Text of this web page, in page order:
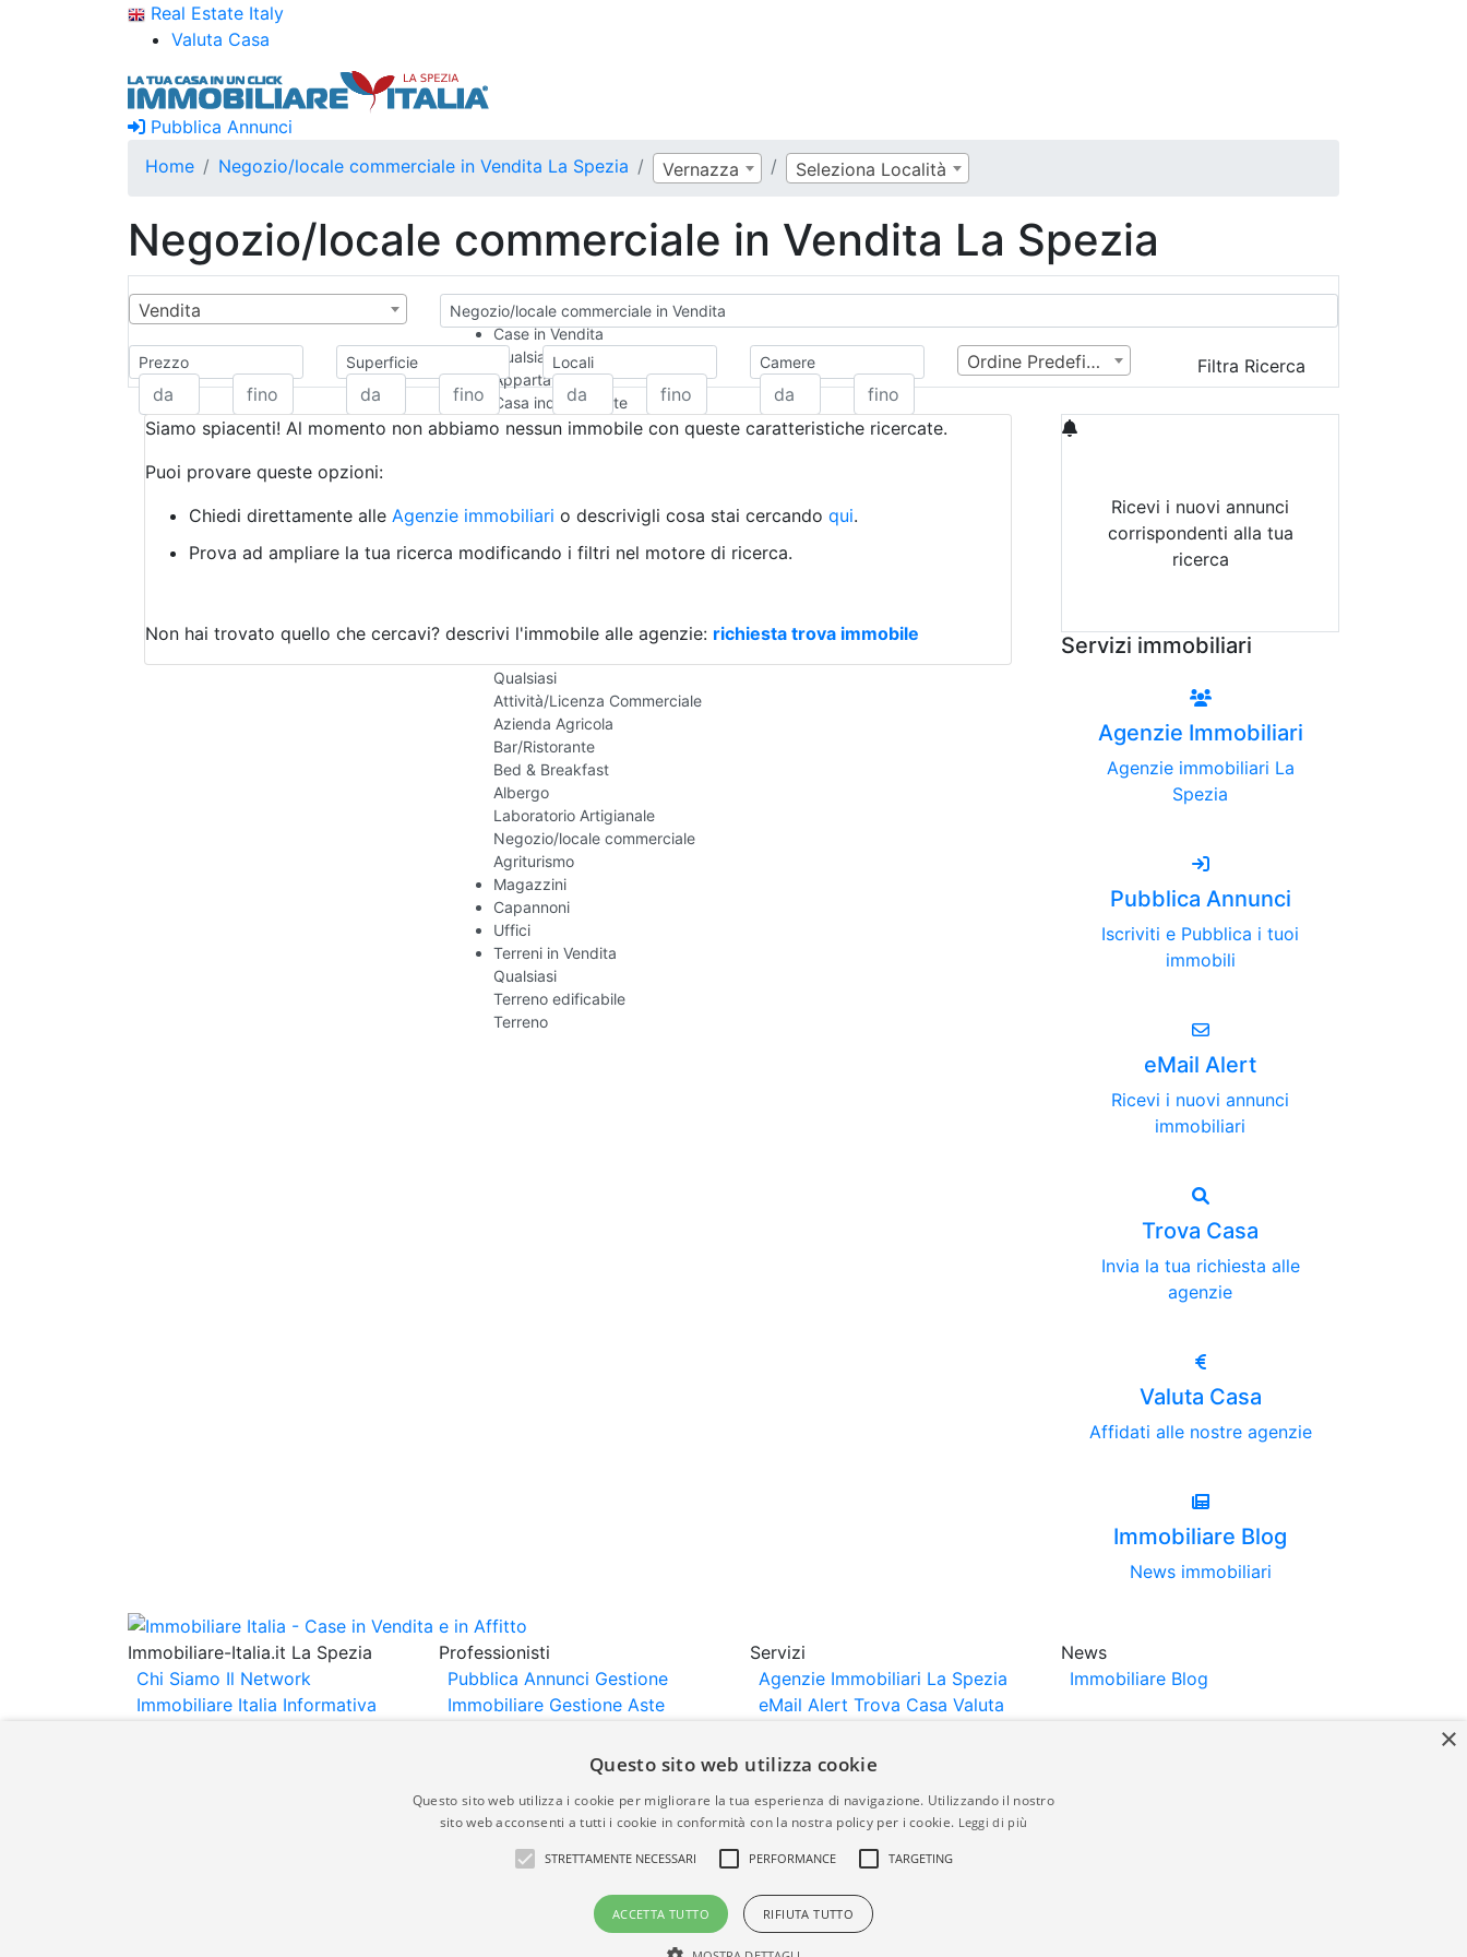
Real Estate Italy
Valuta Casa
Pubblica Annunci
Home
Negozio/locale commerciale in Vendita La Spezia Vernazza Seleziona Località
Negozio/locale commerciale in Vendita La Spezia
Vendita
Negozio/locale commerciale in Vendita
Case in Vendita
Qualsiasi
Appartamento
Casa indipendente
Casa Semi-indipendente
Rustico/Casale
Camera d'Albergo
Box/Garage
Qualsiasi
Attività/Licenza Commerciale
Azienda Agricola
Bar/Ristorante
Bed & Breakfast
Albergo
Laboratorio Artigianale
Negozio/locale commerciale
Agriturismo
Magazzini
Capannoni
Uffici
Terreni in Vendita
Qualsiasi
Terreno edificabile
Terreno
Prezzo Superficie Locali Camere Ordine Predefinito Filtra Ricerca
Siamo spiacenti! Al momento non abbiamo nessun immobile con queste caratteristiche ricercate.
Puoi provare queste opzioni:
Chiedi direttamente alle Agenzie immobiliari o descrivigli cosa stai cercando qui.
Prova ad ampliare la tua ricerca modificando i filtri nel motore di ricerca.
Non hai trovato quello che cercavi? descrivi l'immobile alle agenzie: richiesta trova immobile
Ricevi i nuovi annunci
corrispondenti alla tua
ricerca
Servizi immobiliari
Agenzie Immobiliari
Agenzie immobiliari La
Spezia
Pubblica Annunci
Iscriviti e Pubblica i tuoi
immobili
eMail Alert
Ricevi i nuovi annunci
immobiliari
Trova Casa
Invia la tua richiesta alle
agenzie
Valuta Casa
Affidati alle nostre agenzie
Immobiliare Blog
News immobiliari
Immobiliare-Italia.it La Spezia
Chi Siamo Il Network
Immobiliare Italia Informativa
Professionisti
Pubblica Annunci Gestione
Immobiliare Gestione Aste
Importazione
Servizi
Agenzie Immobiliari La Spezia
eMail Alert Trova Casa Valuta
News
Immobiliare Blog
Gli annunci immobiliari presenti su immobiliare-italia.it vengono pubblicati da agenzie immobiliari e costruttori. La pubblicazione degli annunci
italia.it quindi non è responsabile della veridicità, della correttezza, della completezza, della normativa in materia di privacy e/o di alcun altro
×
Questo sito web utilizza cookie
Questo sito web utilizza i cookie per migliorare la tua esperienza di navigazione. Utilizzando il nostro
sito web acconsenti a tutti i cookie in conformità con la nostra policy per i cookie. Leggi di più
STRETTAMENTE NECESSARI PERFORMANCE TARGETING
ACCETTA TUTTO RIFIUTA TUTTO